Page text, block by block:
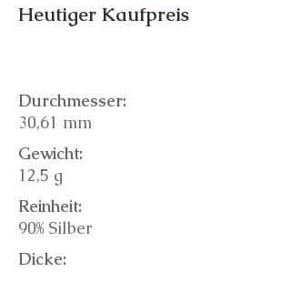
Heutiger Kaufpreis
Durchmesser:
30,61 mm
Gewicht:
12,5 g
Reinheit:
90% Silber
Dicke: